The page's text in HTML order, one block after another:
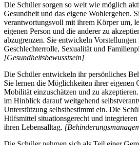
Die Schüler sorgen so weit wie möglich
Gesundheit und das eigene Wohlergehen.
verantwortungsvoll mit ihrem Körper um,
eigenen Person und die anderer zu
abzugrenzen. Sie entwickeln Vorstellungen
Geschlechterrolle, Sexualität und
[Gesundheitsbewusstsein]
Die Schüler entwickeln ihr persönliches
Sie lernen die Möglichkeiten ihrer eigenen
Mobilität einzuschätzen und zu
im Hinblick darauf weitgehend
Unterstützung selbstbestimmt ein. Die
Hilfsmittel situationsgerecht und
ihren Lebensalltag.